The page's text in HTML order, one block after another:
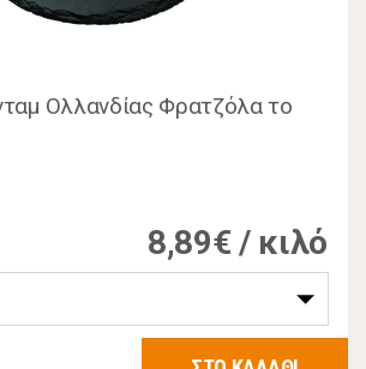
Ολλανδίας Φρατζόλα το
8,89€ / κιλό